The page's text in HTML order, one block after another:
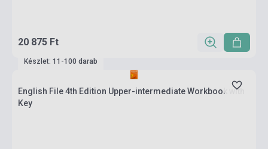
20 875 Ft
Készlet: 11-100 darab
English File 4th Edition Upper-intermediate Workbook with
Key